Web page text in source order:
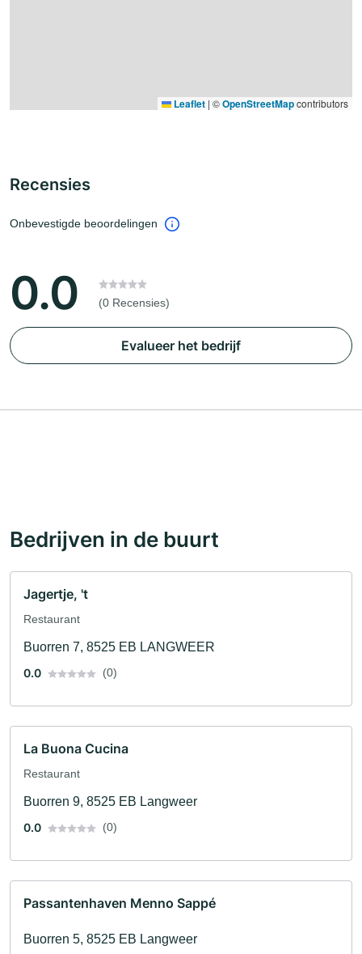
Leaflet | ©OpenStreetMapcontributors
Recensies
Onbevestigde beoordelingen
0.0 (0 Recensies)
Evalueer het bedrijf
Bedrijven in de buurt
Jagertje, 't
Restaurant
Buorren 7, 8525 EB LANGWEER
0.0
(0)
La Buona Cucina
Restaurant
Buorren 9, 8525 EB Langweer
0.0
(0)
Passantenhaven Menno Sappé
Buorren 5, 8525 EB Langweer